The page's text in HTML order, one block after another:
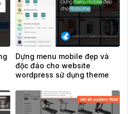
Dựng menu mobile đẹp và
độc đáo cho website
wordpress sử dụng theme